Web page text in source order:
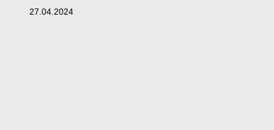
27.04.2024